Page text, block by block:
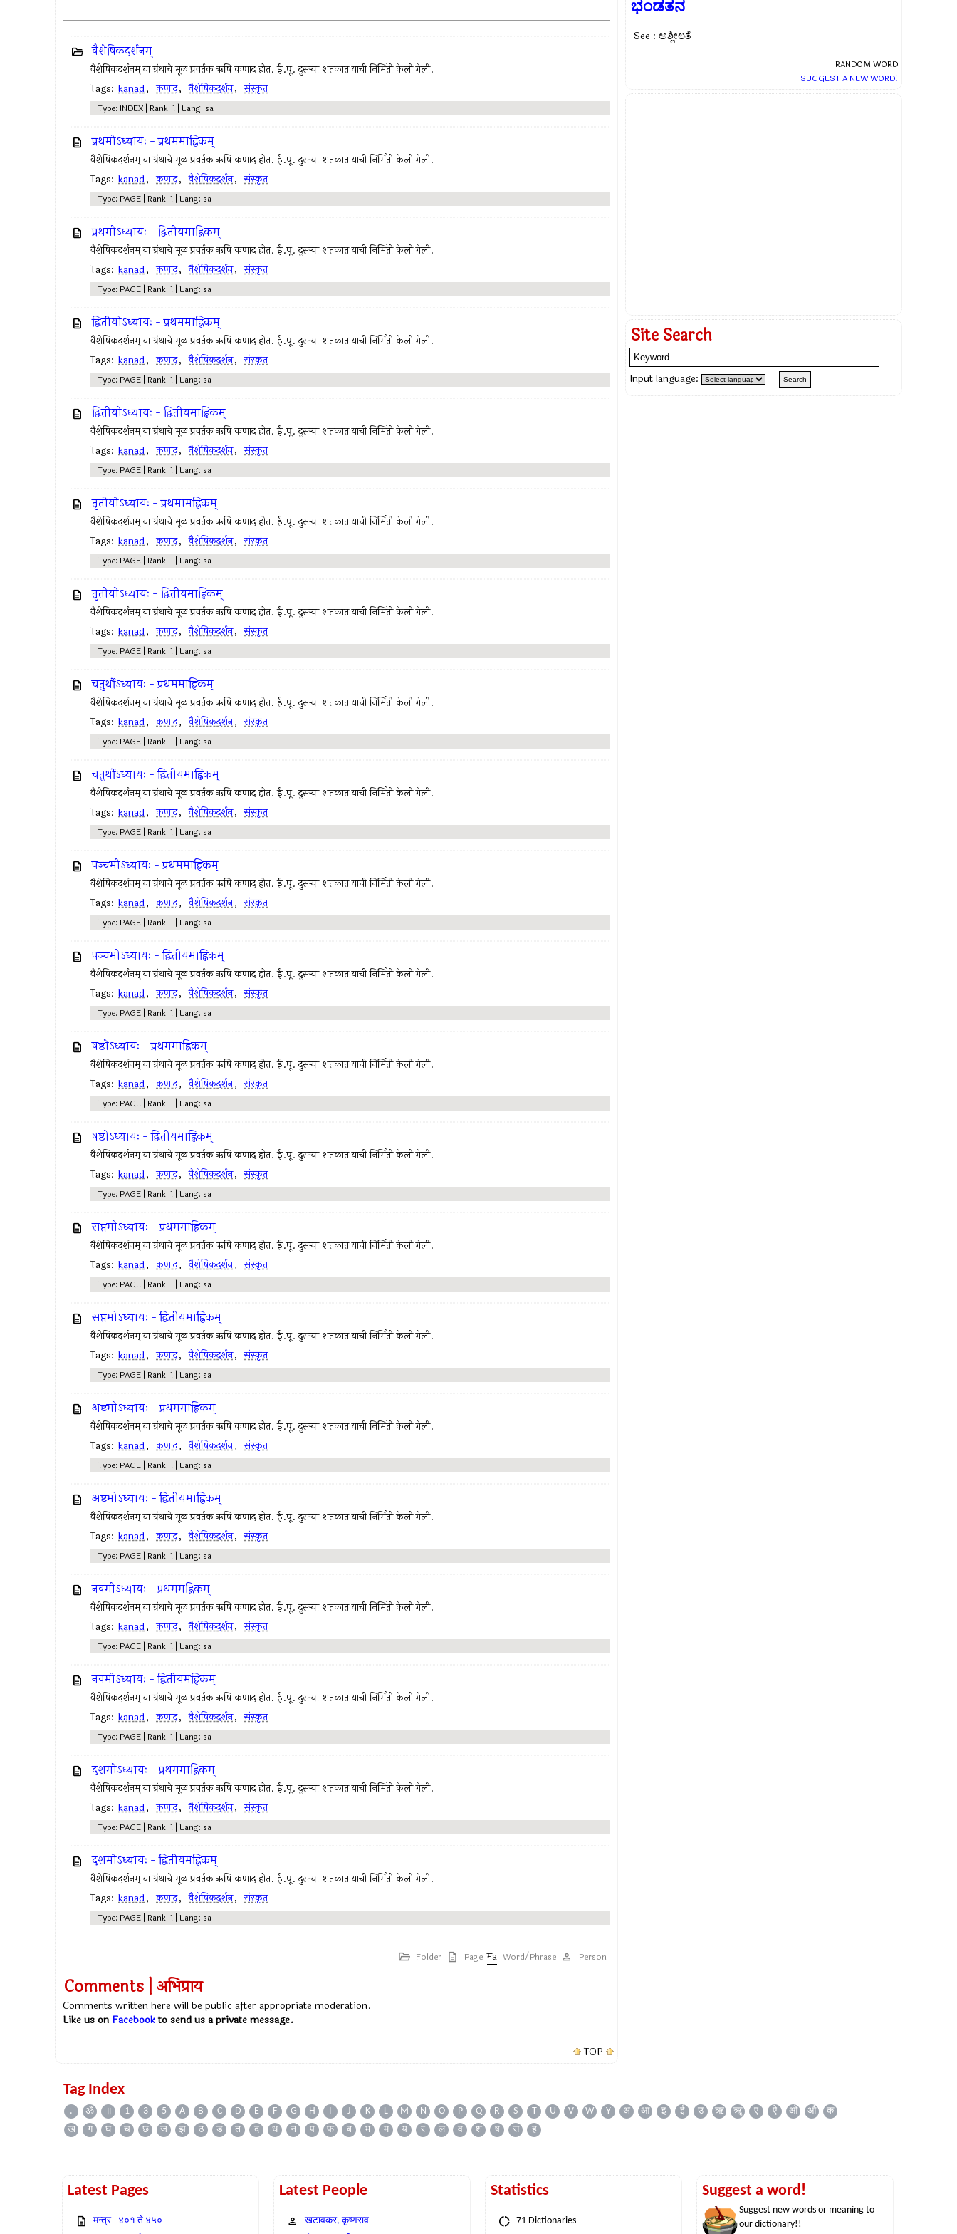
वैशेषिकदर्शनम्
वैशेषिकदर्शनम् या ग्रंथाचे मूळ प्रवर्तक ऋषि कणाद होत. ई.पू. दुसर्‍या शतकात याची निर्मिती केली गेली.
Tags: kanad, कणाद, वैशेषिकदर्शन, संस्कृत
Type: INDEX | Rank: 1 | Lang: sa
प्रथमोऽध्यायः - प्रथममाह्निकम्
वैशेषिकदर्शनम् या ग्रंथाचे मूळ प्रवर्तक ऋषि कणाद होत. ई.पू. दुसर्‍या शतकात याची निर्मिती केली गेली.
Tags: kanad, कणाद, वैशेषिकदर्शन, संस्कृत
Type: PAGE | Rank: 1 | Lang: sa
प्रथमोऽध्यायः - द्वितीयमाह्निकम्
वैशेषिकदर्शनम् या ग्रंथाचे मूळ प्रवर्तक ऋषि कणाद होत. ई.पू. दुसर्‍या शतकात याची निर्मिती केली गेली.
Tags: kanad, कणाद, वैशेषिकदर्शन, संस्कृत
Type: PAGE | Rank: 1 | Lang: sa
द्वितीयोऽध्यायः - प्रथममाह्निकम्
वैशेषिकदर्शनम् या ग्रंथाचे मूळ प्रवर्तक ऋषि कणाद होत. ई.पू. दुसर्‍या शतकात याची निर्मिती केली गेली.
Tags: kanad, कणाद, वैशेषिकदर्शन, संस्कृत
Type: PAGE | Rank: 1 | Lang: sa
द्वितीयोऽध्यायः - द्वितीयमाह्निकम्
वैशेषिकदर्शनम् या ग्रंथाचे मूळ प्रवर्तक ऋषि कणाद होत. ई.पू. दुसर्‍या शतकात याची निर्मिती केली गेली.
Tags: kanad, कणाद, वैशेषिकदर्शन, संस्कृत
Type: PAGE | Rank: 1 | Lang: sa
तृतीयोऽध्यायः - प्रथमामह्निकम्
वैशेषिकदर्शनम् या ग्रंथाचे मूळ प्रवर्तक ऋषि कणाद होत. ई.पू. दुसर्‍या शतकात याची निर्मिती केली गेली.
Tags: kanad, कणाद, वैशेषिकदर्शन, संस्कृत
Type: PAGE | Rank: 1 | Lang: sa
तृतीयोऽध्यायः - द्वितीयमाह्निकम्
वैशेषिकदर्शनम् या ग्रंथाचे मूळ प्रवर्तक ऋषि कणाद होत. ई.पू. दुसर्‍या शतकात याची निर्मिती केली गेली.
Tags: kanad, कणाद, वैशेषिकदर्शन, संस्कृत
Type: PAGE | Rank: 1 | Lang: sa
चतुर्थोऽध्यायः - प्रथममाह्निकम्
वैशेषिकदर्शनम् या ग्रंथाचे मूळ प्रवर्तक ऋषि कणाद होत. ई.पू. दुसर्‍या शतकात याची निर्मिती केली गेली.
Tags: kanad, कणाद, वैशेषिकदर्शन, संस्कृत
Type: PAGE | Rank: 1 | Lang: sa
चतुर्थोऽध्यायः - द्वितीयमाह्निकम्
वैशेषिकदर्शनम् या ग्रंथाचे मूळ प्रवर्तक ऋषि कणाद होत. ई.पू. दुसर्‍या शतकात याची निर्मिती केली गेली.
Tags: kanad, कणाद, वैशेषिकदर्शन, संस्कृत
Type: PAGE | Rank: 1 | Lang: sa
पञ्चमोऽध्यायः - प्रथममाह्निकम्
वैशेषिकदर्शनम् या ग्रंथाचे मूळ प्रवर्तक ऋषि कणाद होत. ई.पू. दुसर्‍या शतकात याची निर्मिती केली गेली.
Tags: kanad, कणाद, वैशेषिकदर्शन, संस्कृत
Type: PAGE | Rank: 1 | Lang: sa
पञ्चमोऽध्यायः - द्वितीयमाह्निकम्
वैशेषिकदर्शनम् या ग्रंथाचे मूळ प्रवर्तक ऋषि कणाद होत. ई.पू. दुसर्‍या शतकात याची निर्मिती केली गेली.
Tags: kanad, कणाद, वैशेषिकदर्शन, संस्कृत
Type: PAGE | Rank: 1 | Lang: sa
षष्ठोऽध्यायः - प्रथममाह्निकम्
वैशेषिकदर्शनम् या ग्रंथाचे मूळ प्रवर्तक ऋषि कणाद होत. ई.पू. दुसर्‍या शतकात याची निर्मिती केली गेली.
Tags: kanad, कणाद, वैशेषिकदर्शन, संस्कृत
Type: PAGE | Rank: 1 | Lang: sa
षष्ठोऽध्यायः - द्वितीयमाह्निकम्
वैशेषिकदर्शनम् या ग्रंथाचे मूळ प्रवर्तक ऋषि कणाद होत. ई.पू. दुसर्‍या शतकात याची निर्मिती केली गेली.
Tags: kanad, कणाद, वैशेषिकदर्शन, संस्कृत
Type: PAGE | Rank: 1 | Lang: sa
सप्तमोऽध्यायः - प्रथममाह्निकम्
वैशेषिकदर्शनम् या ग्रंथाचे मूळ प्रवर्तक ऋषि कणाद होत. ई.पू. दुसर्‍या शतकात याची निर्मिती केली गेली.
Tags: kanad, कणाद, वैशेषिकदर्शन, संस्कृत
Type: PAGE | Rank: 1 | Lang: sa
सप्तमोऽध्यायः - द्वितीयमाह्निकम्
वैशेषिकदर्शनम् या ग्रंथाचे मूळ प्रवर्तक ऋषि कणाद होत. ई.पू. दुसर्‍या शतकात याची निर्मिती केली गेली.
Tags: kanad, कणाद, वैशेषिकदर्शन, संस्कृत
Type: PAGE | Rank: 1 | Lang: sa
अष्टमोऽध्यायः - प्रथममाह्निकम्
वैशेषिकदर्शनम् या ग्रंथाचे मूळ प्रवर्तक ऋषि कणाद होत. ई.पू. दुसर्‍या शतकात याची निर्मिती केली गेली.
Tags: kanad, कणाद, वैशेषिकदर्शन, संस्कृत
Type: PAGE | Rank: 1 | Lang: sa
अष्टमोऽध्यायः - द्वितीयमाह्निकम्
वैशेषिकदर्शनम् या ग्रंथाचे मूळ प्रवर्तक ऋषि कणाद होत. ई.पू. दुसर्‍या शतकात याची निर्मिती केली गेली.
Tags: kanad, कणाद, वैशेषिकदर्शन, संस्कृत
Type: PAGE | Rank: 1 | Lang: sa
नवमोऽध्यायः - प्रथममह्निकम्
वैशेषिकदर्शनम् या ग्रंथाचे मूळ प्रवर्तक ऋषि कणाद होत. ई.पू. दुसर्‍या शतकात याची निर्मिती केली गेली.
Tags: kanad, कणाद, वैशेषिकदर्शन, संस्कृत
Type: PAGE | Rank: 1 | Lang: sa
नवमोऽध्यायः - द्वितीयमह्निकम्
वैशेषिकदर्शनम् या ग्रंथाचे मूळ प्रवर्तक ऋषि कणाद होत. ई.पू. दुसर्‍या शतकात याची निर्मिती केली गेली.
Tags: kanad, कणाद, वैशेषिकदर्शन, संस्कृत
Type: PAGE | Rank: 1 | Lang: sa
दशमोऽध्यायः - प्रथममाह्निकम्
वैशेषिकदर्शनम् या ग्रंथाचे मूळ प्रवर्तक ऋषि कणाद होत. ई.पू. दुसर्‍या शतकात याची निर्मिती केली गेली.
Tags: kanad, कणाद, वैशेषिकदर्शन, संस्कृत
Type: PAGE | Rank: 1 | Lang: sa
दशमोऽध्यायः - द्वितीयमह्निकम्
वैशेषिकदर्शनम् या ग्रंथाचे मूळ प्रवर्तक ऋषि कणाद होत. ई.पू. दुसर्‍या शतकात याची निर्मिती केली गेली.
Tags: kanad, कणाद, वैशेषिकदर्शन, संस्कृत
Type: PAGE | Rank: 1 | Lang: sa
Folder Page Word/Phrase Person
Comments | अभिप्राय
Comments written here will be public after appropriate moderation.
Like us on Facebookto send us a private message.
TOP
ಭಂಡತನ
See : ಅಶ್ಲೀಲತೆ
RANDOM WORD
SUGGEST A NEW WORD!
Site Search
Input language:
Tag Index
. ॐ ॥ 1 3 5 A B C D E F G H I J K L M N O P Q R S T U V W Y अ आ इ ई उ ऋ ॠ ए ऐ ओ औ
क
ख
ग घ च छ ज झ ठ ड त द ध न प फ ब भ म य र ल व श ष स ह
Latest Pages
मन्त्र - ४०१ ते ४५०
Latest People
खटावकर, कृष्णराव
Statistics
71 Dictionaries
Suggest a word!
Suggest new words or meaning to
our dictionary!!